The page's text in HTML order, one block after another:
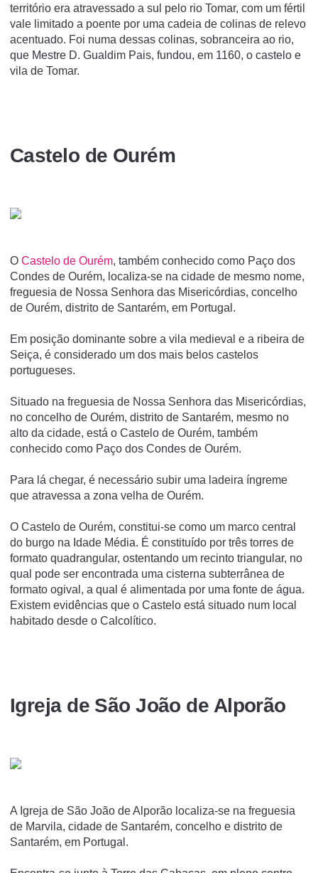
território era atravessado a sul pelo rio Tomar, com um fértil
vale limitado a poente por uma cadeia de colinas de relevo
acentuado. Foi numa dessas colinas, sobranceira ao rio,
que Mestre D. Gualdim Pais, fundou, em 1160, o castelo e
vila de Tomar.
Castelo de Ourém
O Castelo de Ourém, também conhecido como Paço dos
Condes de Ourém, localiza-se na cidade de mesmo nome,
freguesia de Nossa Senhora das Misericórdias, concelho
de Ourém, distrito de Santarém, em Portugal.
Em posição dominante sobre a vila medieval e a ribeira de
Seiça, é considerado um dos mais belos castelos
portugueses.
Situado na freguesia de Nossa Senhora das Misericórdias,
no concelho de Ourém, distrito de Santarém, mesmo no
alto da cidade, está o Castelo de Ourém, também
conhecido como Paço dos Condes de Ourém.
Para lá chegar, é necessário subir uma ladeira íngreme
que atravessa a zona velha de Ourém.
O Castelo de Ourém, constitui-se como um marco central
do burgo na Idade Média. É constituído por três torres de
formato quadrangular, ostentando um recinto triangular, no
qual pode ser encontrada uma cisterna subterrânea de
formato ogival, a qual é alimentada por uma fonte de água.
Existem evidências que o Castelo está situado num local
habitado desde o Calcolítico.
Igreja de São João de Alporão
A Igreja de São João de Alporão localiza-se na freguesia
de Marvila, cidade de Santarém, concelho e distrito de
Santarém, em Portugal.